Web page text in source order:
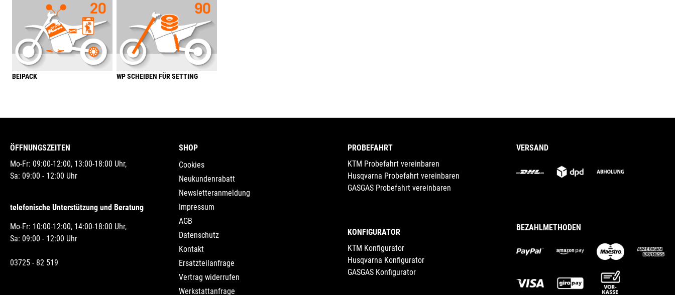
BEIPACK WP SCHEIBEN FÜR SETTING
ÖFFNUNGSZEITEN
Mo-Fr: 09:00-12:00, 13:00-18:00 Uhr,
Sa: 09:00 - 12:00 Uhr
telefonische Unterstützung und Beratung
Mo-Fr: 10:00-12:00, 14:00-18:00 Uhr,
Sa: 09:00 - 12:00 Uhr
03725 - 82 519
PROBEFAHRT
KTM Probefahrt vereinbaren
Husqvarna Probefahrt vereinbaren
GASGAS Probefahrt vereinbaren
KONFIGURATOR
KTM Konfigurator
Husqvarna Konfigurator
GASGAS Konfigurator
SHOP
Cookies
Neukundenrabatt
Newsletteranmeldung
Impressum
AGB
Datenschutz
Kontakt
Ersatzteilanfrage
Vertrag widerrufen
Werkstattanfrage
VERSAND
BEZAHLMETHODEN